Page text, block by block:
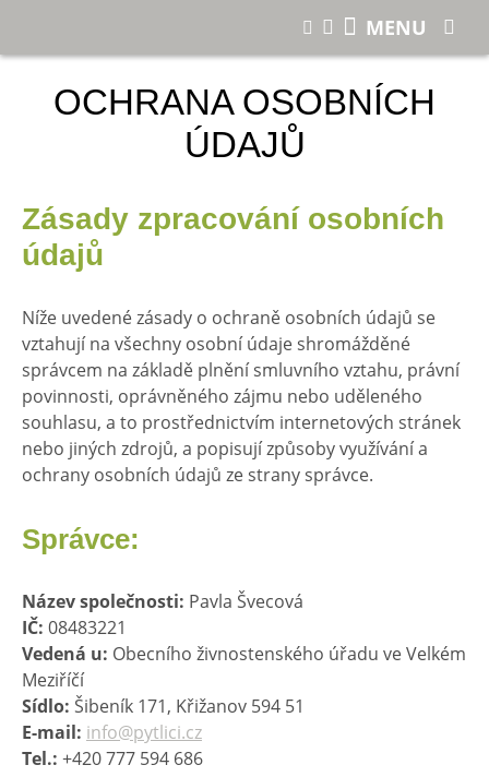
Ochrana osobních údajů
OCHRANA OSOBNÍCH
ÚDAJŮ
Zásady zpracování osobních
údajů
Níže uvedené zásady o ochraně osobních údajů se
vztahují na všechny osobní údaje shromážděné
správcem na základě plnění smluvního vztahu, právní
povinnosti, oprávněného zájmu nebo uděleného
souhlasu, a to prostřednictvím internetových stránek
nebo jiných zdrojů, a popisují způsoby využívání a
ochrany osobních údajů ze strany správce.
Správce:
Název společnosti: Pavla Švecová
IČ: 08483221
Vedená u: Obecního živnostenského úřadu ve Velkém
Meziříčí
Sídlo: Šibeník 171, Křižanov 594 51
E-mail: info@pytlici.cz
Tel.: +420 777 594 686
MENU